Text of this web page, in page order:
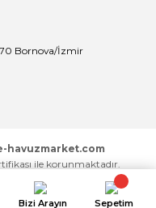
Bornova/İzmir
havuzmarket.com
ile korunmaktadır.
Bizi Arayın Sepetim